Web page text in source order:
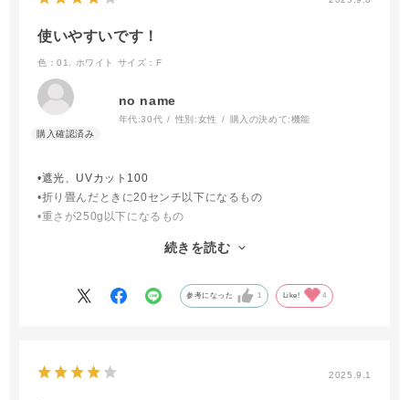
使いやすいです！
色：01. ホワイト サイズ：F
no name
年代:30代 性別:女性 購入の決めて:機能
•遮光、UVカット100
•折り畳んだときに20センチ以下になるもの
•重さが250g以下になるもの
と、拘りが多くなかなか見つからない中、さらに折り畳みやすい
という条件が合致し購入に至りました。
まだ晴天の1日しか使っていませんが、購入して良かったなと思
続きを読む
参考になった 1 Like! 4
2025.9.1